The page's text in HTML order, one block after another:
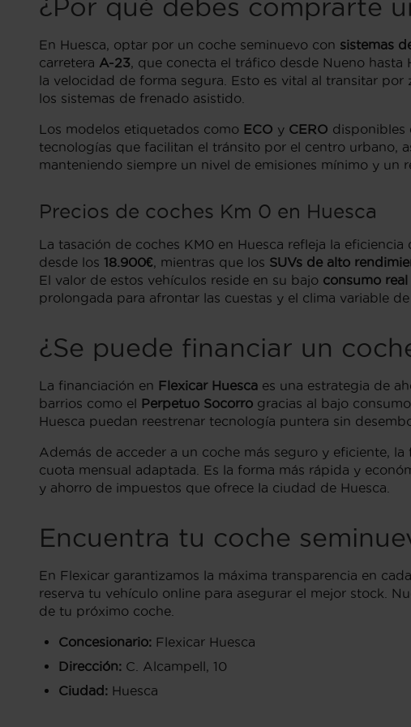
¿Por qué debes comprarte
En Huesca, optar por un coche seminuevo con sistemas
carretera A-23, que conecta el tráfico desde Nueno
la velocidad de forma segura. Esto es vital al transitar
los sistemas de frenado asistido.
Los modelos etiquetados como ECO y CERO disponibles
tecnologías que facilitan el tránsito por el centro urbano,
manteniendo siempre un nivel de emisiones mínimo y
Precios de coches Km 0 en Huesca
La tasación de coches KM0 en Huesca refleja la
desde los 18.900€, mientras que los SUVs de alto
El valor de estos vehículos reside en su bajo consumo real
prolongada para afrontar las cuestas y el clima variable
¿Se puede financiar un
La financiación en Flexicar Huesca es una estrategia de
barrios como el Perpetuo Socorro gracias al bajo
Huesca puedan reestrenar tecnología puntera sin
Además de acceder a un coche más seguro y eficiente,
cuota mensual adaptada. Es la forma más rápida y
y ahorro de impuestos que ofrece la ciudad de Huesca.
Encuentra tu coche
En Flexicar garantizamos la máxima transparencia en
reserva tu vehículo online para asegurar el mejor stock.
de tu próximo coche.
Concesionario: Flexicar Huesca
Dirección: C. Alcampell, 10
Ciudad: Huesca